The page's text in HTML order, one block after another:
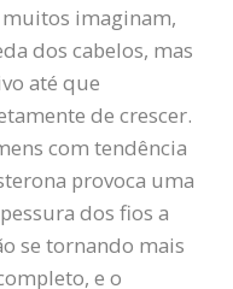
imaginam,
dos cabelos, mas
até que
de crescer.
com tendência
provoca uma
dos fios a
se tornando mais
e o